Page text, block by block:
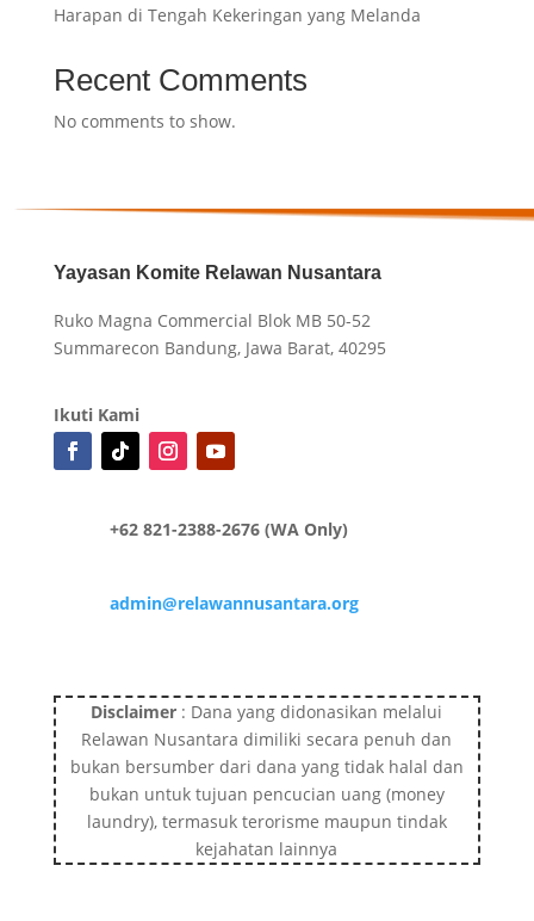
Harapan di Tengah Kekeringan yang Melanda
Recent Comments
No comments to show.
Yayasan Komite Relawan Nusantara
Ruko Magna Commercial Blok MB 50-52
Summarecon Bandung, Jawa Barat, 40295
Ikuti Kami
+62 821-2388-2676 (WA Only)
admin@relawannusantara.org
Disclaimer : Dana yang didonasikan melalui
Relawan Nusantara dimiliki secara penuh dan
bukan bersumber dari dana yang tidak halal dan
bukan untuk tujuan pencucian uang (money
laundry), termasuk terorisme maupun tindak
kejahatan lainnya